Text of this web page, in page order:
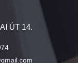
ÚT 14.